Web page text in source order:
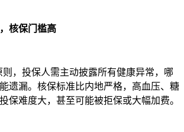
核保门槛高
则，投保人需主动披露所有健康异常，哪
遗漏。核保标准比内地严格，高血压、糖
保难度大，甚至可能被拒保或大幅加费。